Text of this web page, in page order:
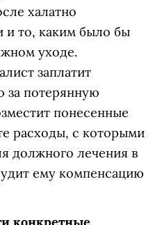
халатно
и то, каким было бы
уходе.
заплатит
за потерянную
понесенные
расходы, с которыми
должного лечения в
ему компенсацию